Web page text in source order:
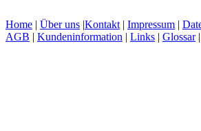
Home | Über uns |Kontakt | Impressum |
AGB | Kundeninformation | Links | Glossar|